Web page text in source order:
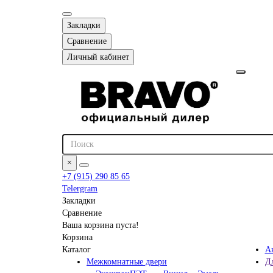
Закладки
Сравнение
Личный кабинет
×
+7 (915) 290 85 65
Telergram
Закладки
Сравнение
Ваша корзина пуста!
Корзина
Каталог
Межкомнатные двери